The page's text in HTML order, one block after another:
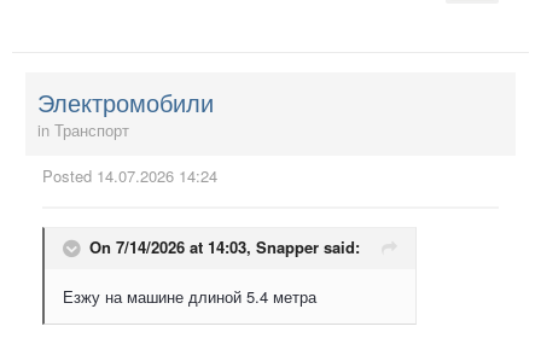
Электромобили
in Транспорт
Posted 14.07.2026 14:24
On 7/14/2026 at 14:03, Snapper said:
Езжу на машине длиной 5.4 метра